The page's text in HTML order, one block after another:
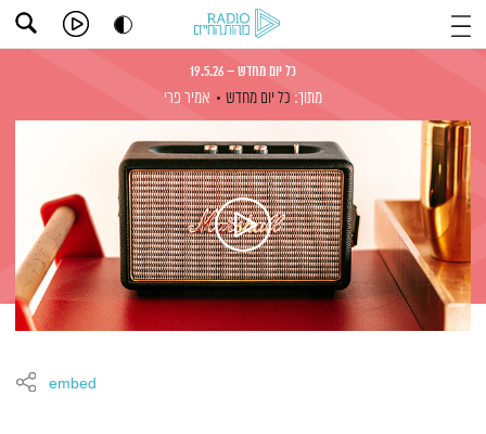
כל יום מחדש – 19.5.26
מתוך: כל יום מחדש אמיר פרי
embed